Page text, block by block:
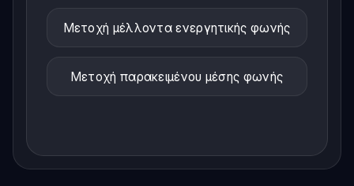
Μετοχή μέλλοντα ενεργητικής φωνής
Μετοχή παρακειμένου μέσης φωνής